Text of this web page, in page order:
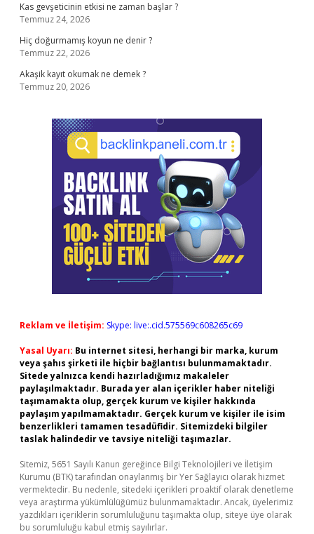
Kas gevşeticinin etkisi ne zaman başlar ?
Temmuz 24, 2026
Hiç doğurmamış koyun ne denir ?
Temmuz 22, 2026
Akaşik kayıt okumak ne demek ?
Temmuz 20, 2026
Reklam ve İletişim: Skype: live:.cid.575569c608265c69
Yasal Uyarı: Bu internet sitesi, herhangi bir marka, kurum
veya şahıs şirketi ile hiçbir bağlantısı bulunmamaktadır.
Sitede yalnızca kendi hazırladığımız makaleler
paylaşılmaktadır. Burada yer alan içerikler haber niteliği
taşımamakta olup, gerçek kurum ve kişiler hakkında
paylaşım yapılmamaktadır. Gerçek kurum ve kişiler ile isim
benzerlikleri tamamen tesadüfidir. Sitemizdeki bilgiler
taslak halindedir ve tavsiye niteliği taşımazlar.
Sitemiz, 5651 Sayılı Kanun gereğince Bilgi Teknolojileri ve İletişim
Kurumu (BTK) tarafından onaylanmış bir Yer Sağlayıcı olarak hizmet
vermektedir. Bu nedenle, sitedeki içerikleri proaktif olarak denetleme
veya araştırma yükümlülüğümüz bulunmamaktadır. Ancak, üyelerimiz
yazdıkları içeriklerin sorumluluğunu taşımakta olup, siteye üye olarak
bu sorumluluğu kabul etmiş sayılırlar.